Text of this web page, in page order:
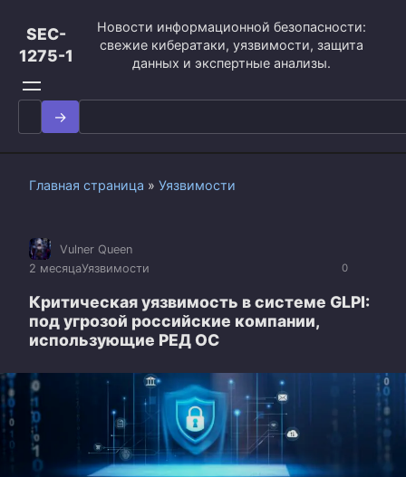
контенту
SEC-
1275-1
Новости информационной безопасности:
свежие кибератаки, уязвимости, защита
данных и экспертные анализы.
Search
for:
Главная страница » Уязвимости
0
Vulner Queen
2 месяцаУязвимости
Критическая уязвимость в системе GLPI:
под угрозой российские компании,
использующие РЕД ОС